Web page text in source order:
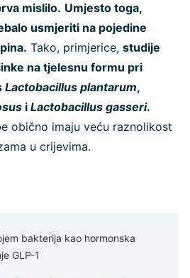
mislilo. Umjesto toga,
usmjeriti na pojedine
Tako, primjerice, studije
na tjelesnu formu pri
Lactobacillus plantarum,
i Lactobacillus gasseri.
obično imaju veću raznolikost
u crijevima.
bakterija kao hormonska
GLP-1